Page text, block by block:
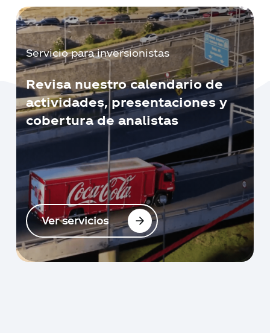
Servicio para inversionistas
Revisa nuestro calendario de
actividades, presentaciones y
cobertura de analistas
Ver servicios